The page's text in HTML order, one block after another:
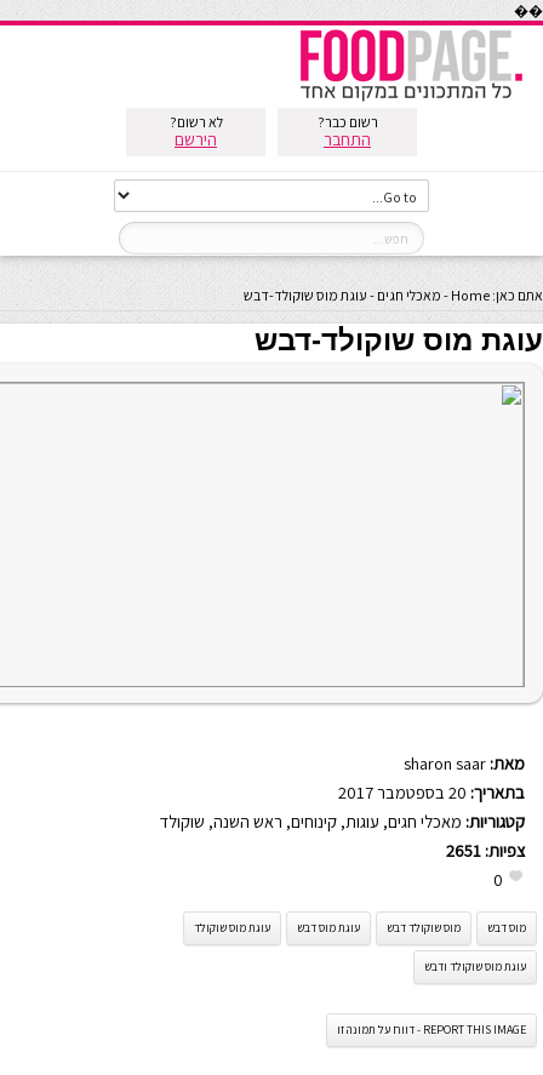
��
רשום כבר?
התחבר
לא רשום?
הירשם
אתם כאן: Home
- מאכלי חגים - עוגת מוס שוקולד-דבש
עוגת מוס שוקולד-דבש
מאת: sharon saar
בתאריך:
קטגוריות: מאכלי חגים, עוגות, קינוחים, ראש השנה, שוקולד
צפיות: 2651
0
מוס דבש מוס שוקולד דבש עוגת מוס דבש עוגת מוס שוקולד
עוגת מוס שוקולד ודבש
REPORT THIS IMAGE - דווח על תמונה זו